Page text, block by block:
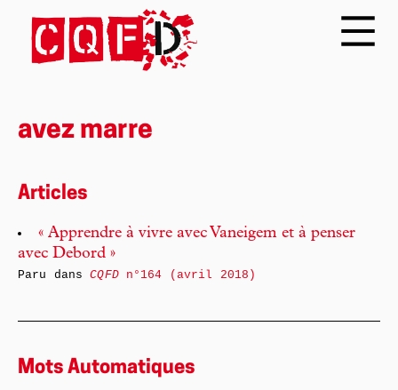
avez marre
Articles
« Apprendre à vivre avec Vaneigem et à penser
avec Debord »
Paru dansCQFDn°164 (avril 2018)
Mots Automatiques